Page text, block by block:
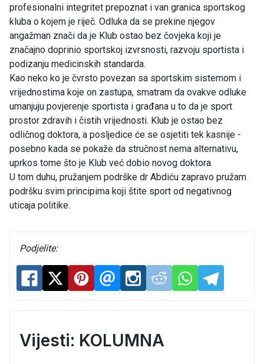
profesionalni integritet prepoznat i van granica sportskog
kluba o kojem je riječ. Odluka da se prekine njegov
angažman znači da je Klub ostao bez čovjeka koji je
značajno doprinio sportskoj izvrsnosti, razvoju sportista i
podizanju medicinskih standarda.
Kao neko ko je čvrsto povezan sa sportskim sistemom i
vrijednostima koje on zastupa, smatram da ovakve odluke
umanjuju povjerenje sportista i građana u to da je sport
prostor zdravih i čistih vrijednosti. Klub je ostao bez
odličnog doktora, a posljedice će se osjetiti tek kasnije -
posebno kada se pokaže da stručnost nema alternativu,
uprkos tome što je Klub već dobio novog doktora.
U tom duhu, pružanjem podrške dr Abdiću zapravo pružam
podršku svim principima koji štite sport od negativnog
uticaja politike.
Podjelite:
Vijesti: KOLUMNA